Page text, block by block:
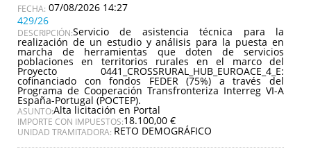
07/08/2026 14:27
429/26
DESCRIPCIÓN:Servicio de asistencia técnica para la
realización de un estudio y análisis para la puesta en
marcha de herramientas que doten de servicios
poblaciones en territorios rurales en el marco del
Proyecto 0441_CROSSRURAL_HUB_EUROACE_4_E:
cofinanciado con fondos FEDER (75%) a través del
Programa de Cooperación Transfronteriza Interreg VI-A
España-Portugal (POCTEP).
ASUNTO:Alta licitación en Portal
IMPORTE CON IMPUESTOS:18.100,00 €
UNIDAD TRAMITADORA: RETO DEMOGRÁFICO